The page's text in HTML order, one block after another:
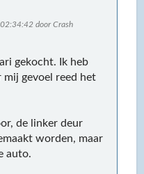
door Crash
gekocht. Ik heb
mij gevoel reed het
de linker deur
worden, maar
auto.